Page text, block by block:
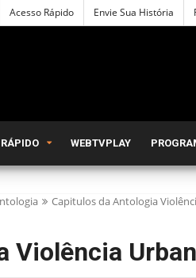
Acesso Rápido Envie Sua História
WEBTVPLAY
Capitulos da Antologia
Violência